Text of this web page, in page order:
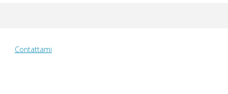
Contattami